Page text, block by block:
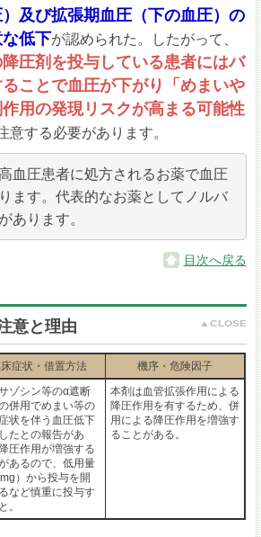
及び拡張期血圧（下の血圧）の
低下が認められた。したがって、
圧剤を投与している患者にはバ
ことで血圧が下がり「めまいや
用の発現リスクが高まる可能性
意する必要があります。
血圧患者に処方されるお薬で血圧
ます。代表的なお薬としてノルバ
あります。
目次へ戻る
意と理由
症状・借置方法
機序・危険因子
ゾシン等のα遮断
併用でめまい等の
状を伴う血圧低下
たとの報告があ
圧作用が増強する
あるので、低用量
）から投与を開
など慎重に投与す
。
本剤は血管拡張作用による
降圧作用を有するため、併
用による降圧作用を増強す
ることがある。